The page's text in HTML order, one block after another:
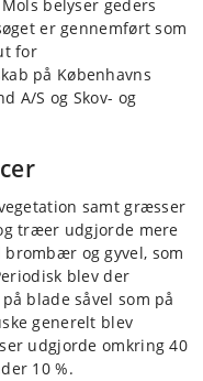
belyser geders
er gennemført som
for
på Københavns
A/S og Skov- og
samt græsser
træer udgjorde mere
og gyvel, som
blev der
blade såvel som på
generelt blev
udgjorde omkring 40
10 %.